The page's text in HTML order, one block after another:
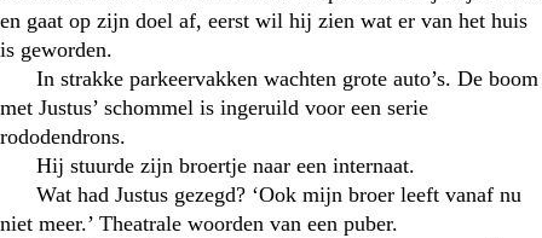
en gaat op zijn doel af, eerst wil hij zien wat er van het huis
is geworden.
In strakke parkeervakken wachten grote auto’s. De boom
met Justus’ schommel is ingeruild voor een serie
rododendrons.
Hij stuurde zijn broertje naar een internaat.
Wat had Justus gezegd? ‘Ook mijn broer leeft vanaf nu
niet meer.’ Theatrale woorden van een puber.